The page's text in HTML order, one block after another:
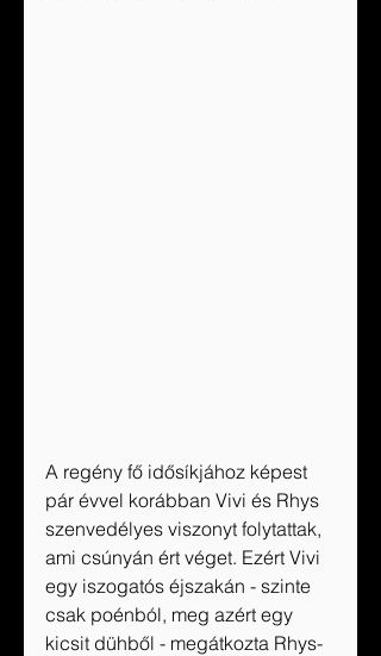
A regény fő idősíkjához képest
pár évvel korábban Vivi és Rhys
szenvedélyes viszonyt folytattak,
ami csúnyán ért véget. Ezért Vivi
egy iszogatós éjszakán - szinte
csak poénból, meg azért egy
kicsit dühből - megátkozta Rhys-